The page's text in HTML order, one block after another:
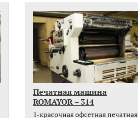
Печатная машина
ROMAYOR – 314
1-красочная офсетная печатная